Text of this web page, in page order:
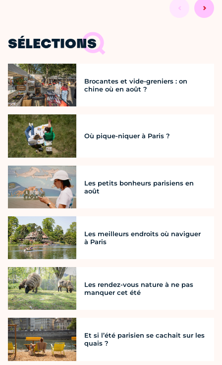
SÉLECTIONS
Brocantes et vide-greniers : on
chine où en août ?
Où pique-niquer à Paris ?
Les petits bonheurs parisiens en
août
Les meilleurs endroits où naviguer
à Paris
Les rendez-vous nature à ne pas
manquer cet été
Et si l’été parisien se cachait sur les
quais ?